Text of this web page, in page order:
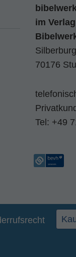
im
70176
Tel: +49